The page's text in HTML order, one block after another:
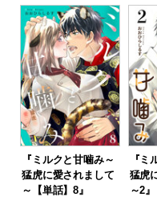
『ミルクと甘噛み～
猛虎に愛されまして
～【単話】8』
『ミ
猛虎
～2』